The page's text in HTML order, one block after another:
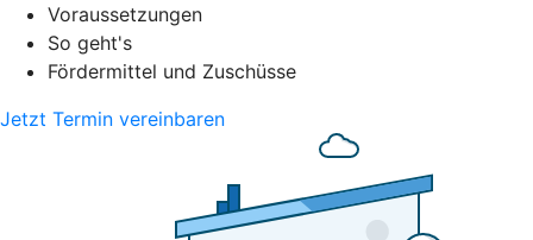
Voraussetzungen
So geht's
Fördermittel und Zuschüsse
Jetzt Termin vereinbaren